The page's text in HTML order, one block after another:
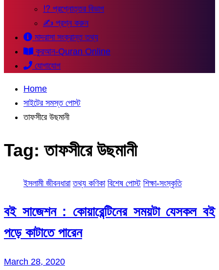
⁉ প্রশ্নোত্তর বিভাগ
✍ প্রশ্ন করুন
মাদরাসা সংক্রান্ত তথ্য
কুরআন-Quran Online
যোগাযোগ
Home
সাইটের সমস্ত পোস্ট
তাফসীরে উছমানী
Tag:তাফসীরে উছমানী
ইসলামী জীবনধারা তথ্য কণিকা বিশেষ পোস্ট শিক্ষা-সংস্কৃতি
বই সাজেশন : কোয়ারেন্টিনের সময়টা যেসকল বই
পড়ে কাটাতে পারেন
March 28, 2020